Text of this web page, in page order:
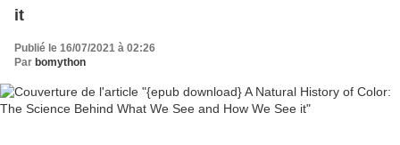
it
Publié le 16/07/2021 à 02:26
Par bomython